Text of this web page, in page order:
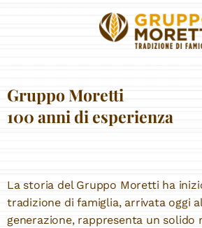
Gruppo Moretti
100 anni di esperienza
La storia del Gruppo Moretti ha
tradizione di famiglia, arrivata oggi
generazione, rappresenta un solido